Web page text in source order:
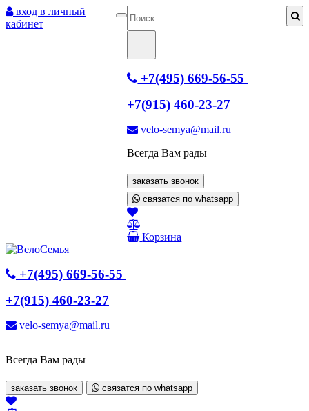
вход в личный
кабинет
+7(495) 669-56-55
+7(915) 460-23-27
velo-semya@mail.ru
Всегда Вам рады
заказать звонок
связатся по whatsapp
Корзина
+7(495) 669-56-55
+7(915) 460-23-27
velo-semya@mail.ru
Всегда Вам рады
заказать звонок связатся по whatsapp